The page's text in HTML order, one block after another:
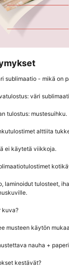
sublimaatio - mikä on
väri
tulostus: mustesuihku.
alttiita
ei käytetä viikkoja.
laminoidut tulosteet,
kuva?
musteen käytön
nauha +
kestävät?